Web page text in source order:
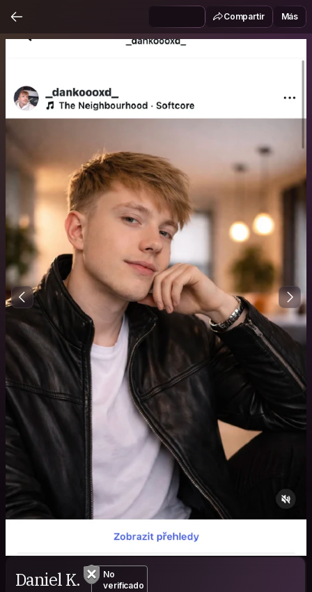
Compartir Más
Daniel K.
No
verificado